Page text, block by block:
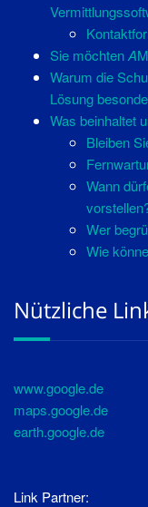
Sie möchtenA
Warum die
Lösung
Was beinhaltet
Bleiben
Wann
Wer
Wie
Nützliche
www.google.de
maps.google.de
earth.google.de
Link Partner: